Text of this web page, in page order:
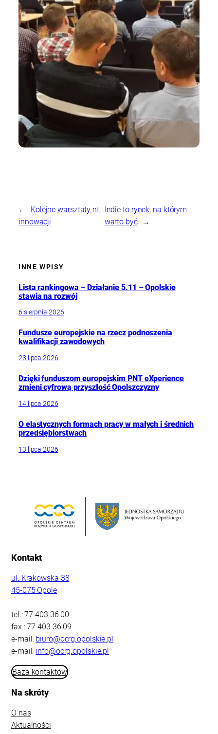
←
Kolejne warsztaty nt.
innowacji
Indie to rynek, na którym
warto być
→
INNE WPISY
Lista rankingowa – Działanie 5.11 – Opolskie
stawia na rozwój
6 sierpnia 2026
Fundusze europejskie na rzecz podnoszenia
kwalifikacji zawodowych
23 lipca 2026
Dzięki funduszom europejskim PNT eXperience
zmieni cyfrową przyszłość Opolszczyzny
14 lipca 2026
O elastycznych formach pracy w małych i średnich
przedsiębiorstwach
13 lipca 2026
Kontakt
ul. Krakowska 38
45-075 Opole
tel.: 77 403 36 00
fax.: 77 403 36 09
e-mail: biuro@ocrg.opolskie.pl
e-mail: info@ocrg.opolskie.pl
Baza kontaktów
Na skróty
O nas
Aktualności